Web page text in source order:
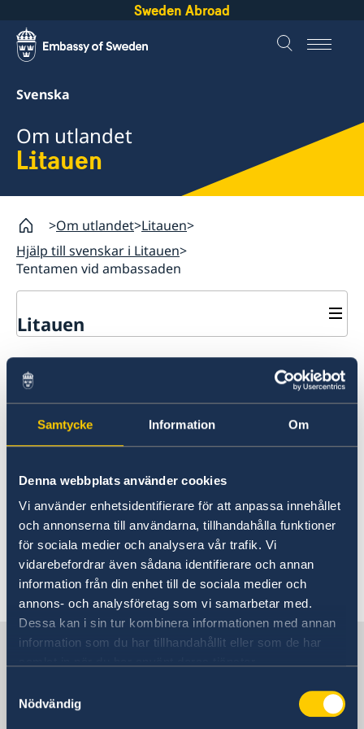
Samtycke Information Om
Denna webbplats använder cookies
Vi använder enhetsidentifierare för att anpassa innehållet
och annonserna till användarna, tillhandahålla funktioner
för sociala medier och analysera vår trafik. Vi
vidarebefordrar även sådana identifierare och annan
information från din enhet till de sociala medier och
annons- och analysföretag som vi samarbetar med.
Dessa kan i sin tur kombinera informationen med annan
information som du har tillhandahållit eller som de har
Nödvändig
Sweden Abroad
Svenska
Om utlandet
Litauen
Om utlandet Litauen
Hjälp till svenskar i Litauen
Tentamen vid ambassaden
Litauen
Hjälp till svenskar i Litauen
Rösta i Litauen
Akut hjälp
Ekonomiskt nödställd
Larmcentraler
Pass utomlands
Förlust av pass
Provisoriskt pass
Samordningsnummer
Om svenskt medborgarskap
Legalisering
Gifta sig utomlands
Pensions- och levnadsintyg
Registerutdrag och personbevis
Förnyelse av körkort
Tentamen vid ambassaden
Avgifter
Reseinformation
Aktuella händelser
Om olyckan är framme
Anmäla handelshinder
Tentamen vid ambassaden
Ambassaden i Vilnius har inte resurser
att övervaka tentamina vid
Vi hänvisar till ditt svenska lärosäte som
eventuellt kan ta kontakt med en
högskola/universitet i Litauen för ändamålet.
Senast uppdaterad 21 jan. 2026, 08.35
Sverige i Litauen
Sveriges ambassad